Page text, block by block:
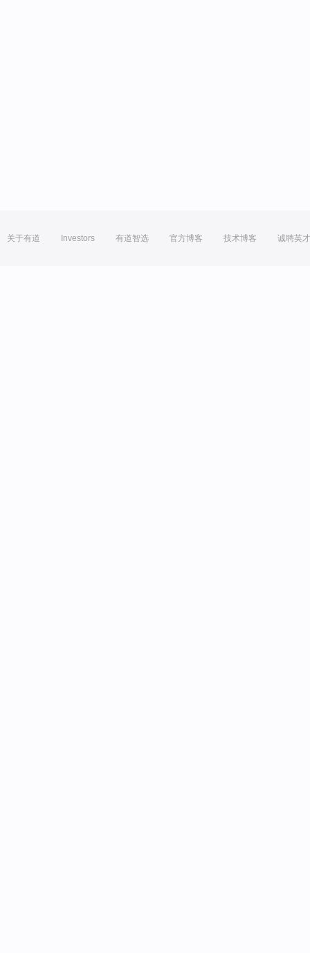
关于有道 Investors 有道智选 官方博客 技术博客 诚聘英才